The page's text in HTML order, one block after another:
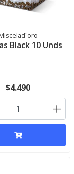
Black 10 Unds
$4.490
+